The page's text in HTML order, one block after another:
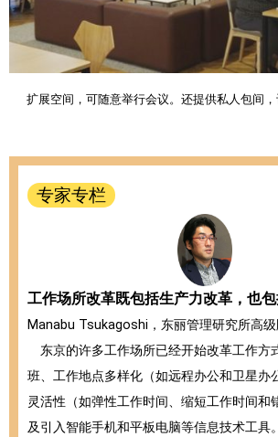
扩展空间，可随意举行会议。还提供私人包间，
专家专栏
工作场所改革既包括生产力改革，也包
Manabu Tsukagoshi，东丽管理研究所高级
东京的许多工作场所已经开始改革工作方
班、工作地点多样化（如远程办公和卫星办
灵活性（如弹性工作时间、缩短工作时间和
及引入智能手机和平板电脑等信息技术工具